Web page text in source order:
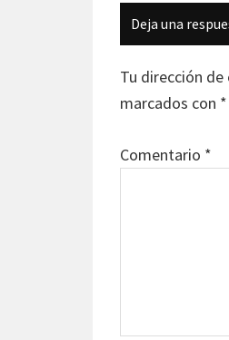
con
los
lectores
Deja una
Tu dirección
marcados con *
Comentario *